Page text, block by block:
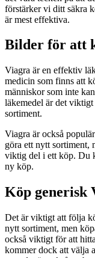
förstärker vi ditt säkra
är mest effektiva.
Bilder för att
Viagra är en effektiv
medicin som finns att
människor som inte
läkemedel är det
sortiment.
Viagra är också
göra ett nytt sortiment,
viktig del i ett köp. Du
ny köp.
Köp generisk
Det är viktigt att följa
nytt sortiment, men
också viktigt för att
kommer dock att välja